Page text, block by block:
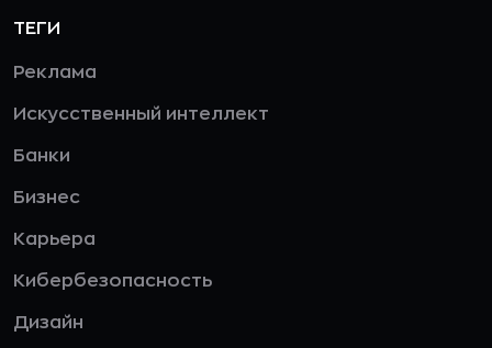
ТЕГИ
Реклама
Искусственный интеллект
Банки
Бизнес
Карьера
Кибербезопасность
Дизайн